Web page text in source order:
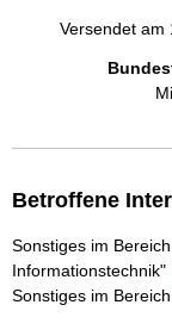
Versendet am
Betroffene
Sonstiges im
Informationstechnik"
Sonstiges im